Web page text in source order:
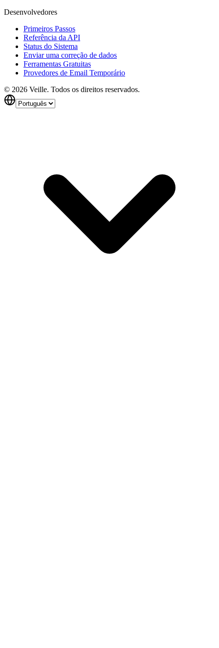
Desenvolvedores
Primeiros Passos
Referência da API
Status do Sistema
Enviar uma correção de dados
Ferramentas Gratuitas
Provedores de Email Temporário
© 2026 Veille. Todos os direitos reservados.